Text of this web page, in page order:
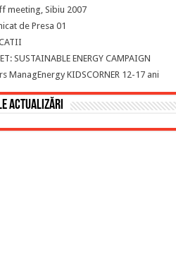
meeting, Sibiu 2007
de Presa 01
SUSTAINABLE ENERGY CAMPAIGN
ManagEnergy KIDSCORNER 12-17 ani
actualizări